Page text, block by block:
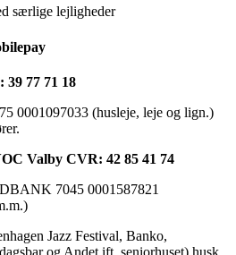
særlige lejligheder
77 71 18
0001097033 (husleje, leje og lign.)
Valby CVR: 42 85 41 74
7045 0001587821
Jazz Festival, Banko,
og Andet ift. seniorhuset) husk